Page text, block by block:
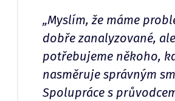
„Myslím, že máme
dobře zanalyzované, ale
potřebujeme někoho,
nasměruje správným
Spolupráce s